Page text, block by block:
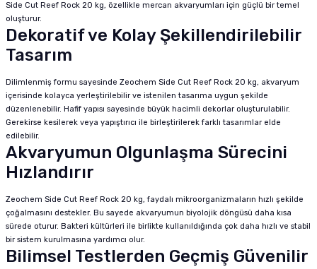
Side Cut Reef Rock 20 kg, özellikle mercan akvaryumları için güçlü bir temel
oluşturur.
Dekoratif ve Kolay Şekillendirilebilir
Tasarım
Dilimlenmiş formu sayesinde Zeochem Side Cut Reef Rock 20 kg, akvaryum
içerisinde kolayca yerleştirilebilir ve istenilen tasarıma uygun şekilde
düzenlenebilir. Hafif yapısı sayesinde büyük hacimli dekorlar oluşturulabilir.
Gerekirse kesilerek veya yapıştırıcı ile birleştirilerek farklı tasarımlar elde
edilebilir.
Akvaryumun Olgunlaşma Sürecini
Hızlandırır
Zeochem Side Cut Reef Rock 20 kg, faydalı mikroorganizmaların hızlı şekilde
çoğalmasını destekler. Bu sayede akvaryumun biyolojik döngüsü daha kısa
sürede oturur. Bakteri kültürleri ile birlikte kullanıldığında çok daha hızlı ve stabil
bir sistem kurulmasına yardımcı olur.
Bilimsel Testlerden Geçmiş Güvenilir